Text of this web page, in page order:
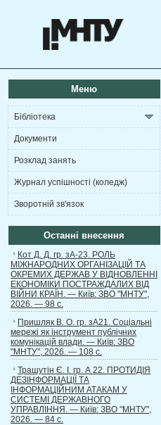
Меню
Бібліотека
Документи
Розклад занять
Журнал успішності (коледж)
Зворотній зв'язок
Останні внесення
Кот Д. Д. гр. зА-23. РОЛЬ
МІЖНАРОДНИХ ОРГАНІЗАЦІЙ ТА
ОКРЕМИХ ДЕРЖАВ У ВІДНОВЛЕННІ
ЕКОНОМІКИ ПОСТРАЖДАЛИХ ВІД
ВІЙНИ КРАЇН. — Київ: ЗВО "МНТУ",
2026. — 98 с.
Пришляк В. О. гр. зА21. Соціальні
мережі як інструмент публічних
комунікацій влади. — Київ: ЗВО
"МНТУ", 2026. — 108 с.
Трашутін Є. І. гр. А 22. ПРОТИДІЯ
ДЕЗІНФОРМАЦІЇ ТА
ІНФОРМАЦІЙНИМ АТАКАМ У
СИСТЕМІ ДЕРЖАВНОГО
УПРАВЛІННЯ. — Київ: ЗВО "МНТУ",
2026. — 84 с.